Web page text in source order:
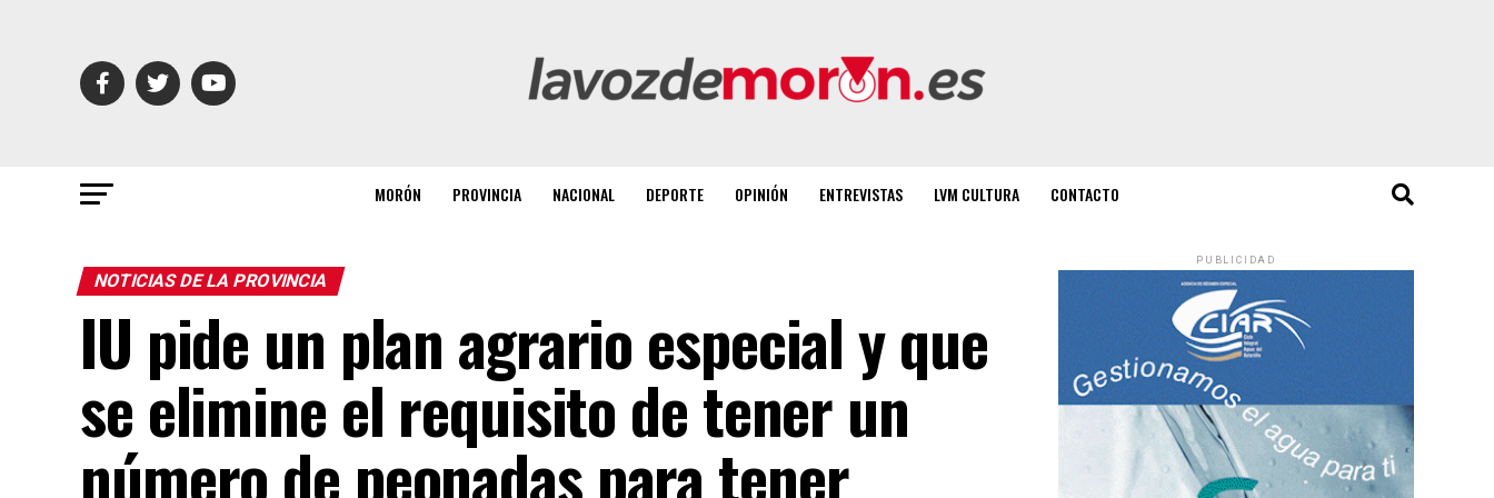
MORÓN PROVINCIA NACIONAL DEPORTE OPINIÓN ENTREVISTAS LVM CULTURA CONTACTO
NOTICIAS DE LA PROVINCIA
IU pide un plan agrario especial y que
se elimine el requisito de tener un
número de peonadas para tener
PUBLICIDAD